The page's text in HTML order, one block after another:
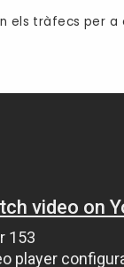
els tràfecs per a